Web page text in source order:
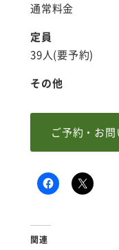
通常料金
定員
39人(要予約)
その他
ご予約・お
関連